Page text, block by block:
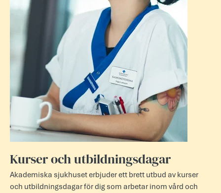
Kurser och utbildningsdagar
Akademiska sjukhuset erbjuder ett brett utbud av kurser
och utbildningsdagar för dig som arbetar inom vård och